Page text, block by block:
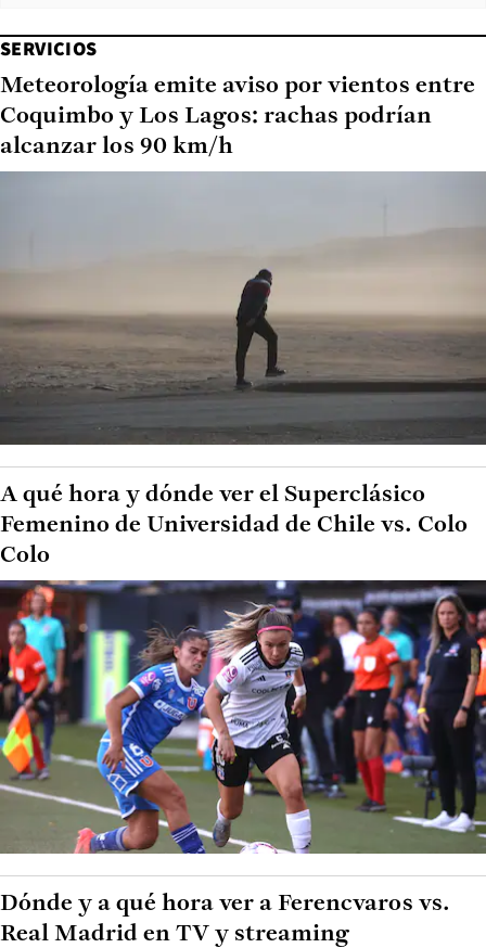
SERVICIOS
Meteorología emite aviso por vientos entre
Coquimbo y Los Lagos: rachas podrían
alcanzar los 90 km/h
A qué hora y dónde ver el Superclásico
Femenino de Universidad de Chile vs. Colo
Colo
Dónde y a qué hora ver a Ferencvaros vs.
Real Madrid en TV y streaming